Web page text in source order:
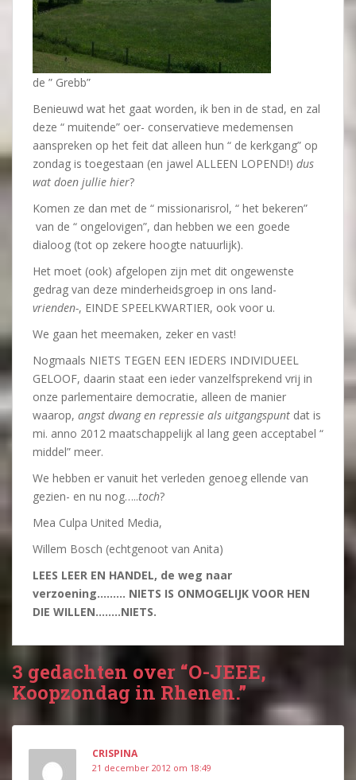
de ” Grebb”
Benieuwd wat het gaat worden, ik ben in de stad, en zal
deze “ muitende” oer- conservatieve medemensen
aanspreken op het feit dat alleen hun “ de kerkgang” op
zondag is toegestaan (en jawel ALLEEN LOPEND!) dus
wat doen jullie hier?
Komen ze dan met de “ missionarisrol, “ het bekeren”
van de “ ongelovigen”, dan hebben we een goede
dialoog (tot op zekere hoogte natuurlijk).
Het moet (ook) afgelopen zijn met dit ongewenste
gedrag van deze minderheidsgroep in ons land-
vrienden-, EINDE SPEELKWARTIER, ook voor u.
We gaan het meemaken, zeker en vast!
Nogmaals NIETS TEGEN EEN IEDERS INDIVIDUEEL
GELOOF, daarin staat een ieder vanzelfsprekend vrij in
onze parlementaire democratie, alleen de manier
waarop, angst dwang en repressie als uitgangspunt dat is
mi. anno 2012 maatschappelijk al lang geen acceptabel “
middel” meer.
We hebben er vanuit het verleden genoeg ellende van
gezien- en nu nog…..toch?
Mea Culpa United Media,
Willem Bosch (echtgenoot van Anita)
LEES LEER EN HANDEL, de weg naar
verzoening……… NIETS IS ONMOGELIJK VOOR HEN
DIE WILLEN……..NIETS.
3 gedachten over “O-JEEE,
Koopzondag in Rhenen.”
CRISPINA
21 december 2012 om 18:49